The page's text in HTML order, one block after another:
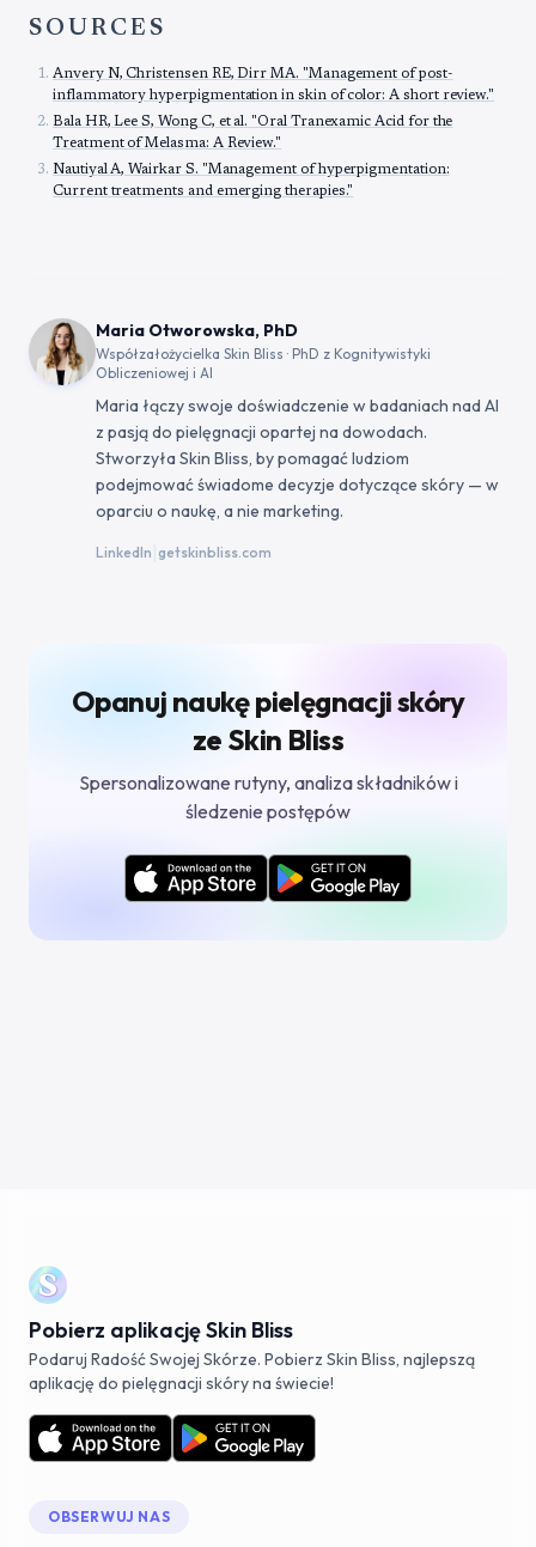
SOURCES
Anvery N, Christensen RE, Dirr MA. "Management of post-
inflammatory hyperpigmentation in skin of color: A short review."
Bala HR, Lee S, Wong C, et al. "Oral Tranexamic Acid for the
Treatment of Melasma: A Review."
Nautiyal A, Wairkar S. "Management of hyperpigmentation:
Current treatments and emerging therapies."
Maria Otworowska, PhD
Współzałożycielka Skin Bliss · PhD z Kognitywistyki
Obliczeniowej i AI
Maria łączy swoje doświadczenie w badaniach nad AI
z pasją do pielęgnacji opartej na dowodach.
Stworzyła Skin Bliss, by pomagać ludziom
podejmować świadome decyzje dotyczące skóry — w
oparciu o naukę, a nie marketing.
LinkedIn getskinbliss.com
Opanuj naukę pielęgnacji skóry
ze Skin Bliss
Spersonalizowane rutyny, analiza składników i
śledzenie postępów
Pobierz aplikację Skin Bliss
Podaruj Radość Swojej Skórze. Pobierz Skin Bliss, najlepszą
aplikację do pielęgnacji skóry na świecie!
OBSERWUJ NAS